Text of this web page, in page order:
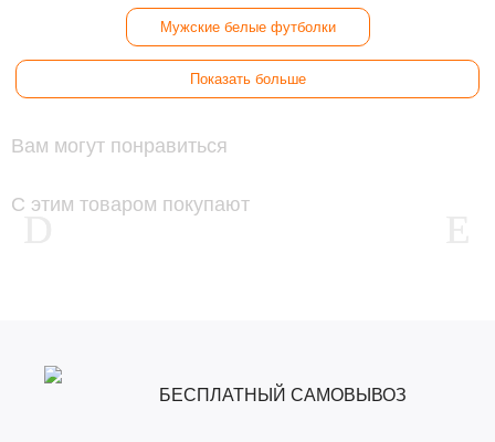
Мужские белые футболки
Показать больше
Вам могут понравиться
С этим товаром покупают
БЕСПЛАТНЫЙ САМОВЫВОЗ